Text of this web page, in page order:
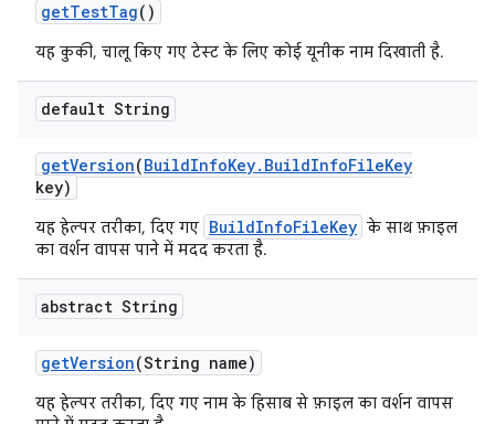
getTestTag()
यह कुकी, चालू किए गए टेस्ट के लिए कोई यूनीक नाम दिखाती है.
default String
getVersion(BuildInfoKey. BuildInfoFileKey
key)
यह हेल्पर तरीका, दिए गए BuildInfoFileKey के साथ फ़ाइल
का वर्शन वापस पाने में मदद करता है.
abstract String
getVersion(String name)
यह हेल्पर तरीका, दिए गए नाम के हिसाब से फ़ाइल का वर्शन वापस